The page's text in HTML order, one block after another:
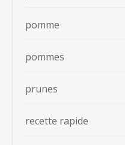
pomme
pommes
prunes
recette rapide